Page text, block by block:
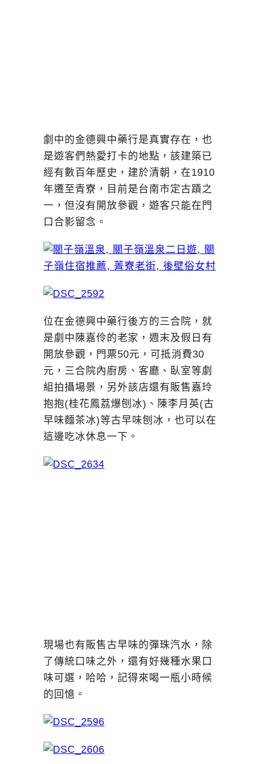
劇中的金德興中藥行是真實存在，也
是遊客們熱愛打卡的地點，該建築已
經有數百年歷史，建於清朝，在1910
年遷至青寮，目前是台南市定古蹟之
一，但沒有開放參觀，遊客只能在門
口合影留念。
位在金德興中藥行後方的三合院，就
是劇中陳嘉伶的老家，週末及假日有
開放參觀，門票50元，可抵消費30
元，三合院內廚房、客廳、臥室等劇
組拍攝場景，另外該店還有販售嘉玲
抱抱(桂花鳳荔爆刨冰)、陳李月英(古
早味麵茶冰)等古早味刨冰，也可以在
這邊吃冰休息一下。
現場也有販售古早味的彈珠汽水，除
了傳統口味之外，還有好幾種水果口
味可選，哈哈，記得來喝一瓶小時候
的回憶。